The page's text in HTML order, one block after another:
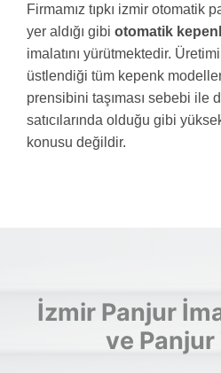
Firmamız tıpkı izmir otomatik
yer aldığı gibi otomatik
imalatını yürütmektedir.
üstlendiği tüm kepenk
prensibini taşıması sebebi ile
satıcılarında olduğu gibi
konusu değildir.
İzmir Panjur
ve Panjur